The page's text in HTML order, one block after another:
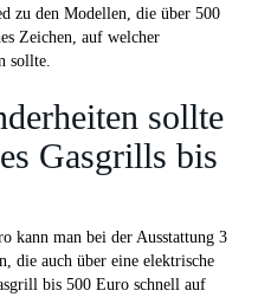
zu den Modellen, die über 500
Zeichen, auf welcher
sollte.
sollte
Gasgrills bis
kann man bei der Ausstattung 3
die auch über eine elektrische
bis 500 Euro schnell auf